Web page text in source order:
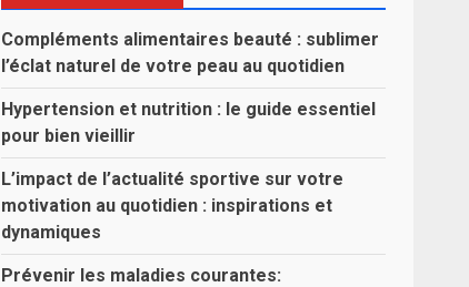
Compléments alimentaires beauté : sublimer
l’éclat naturel de votre peau au quotidien
Hypertension et nutrition : le guide essentiel
pour bien vieillir
L’impact de l’actualité sportive sur votre
motivation au quotidien : inspirations et
dynamiques
Prévenir les maladies courantes: